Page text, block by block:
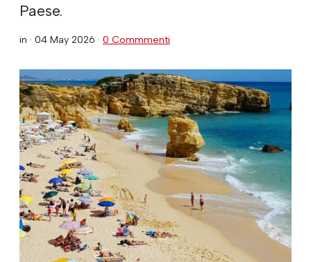
Paese.
in · 04 May 2026 · 0 Commmenti